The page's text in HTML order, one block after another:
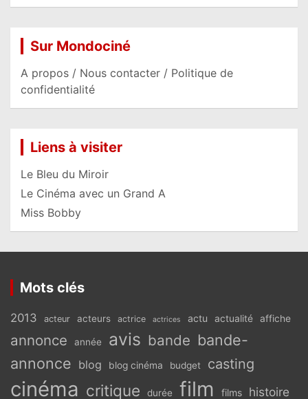
Sur Mondociné
A propos / Nous contacter / Politique de
confidentialité
Liens à visiter
Le Bleu du Miroir
Le Cinéma avec un Grand A
Miss Bobby
Mots clés
2013 acteur acteurs actrice actrices actu actualité affiche
annonce année avis bande bande-
annonce blog blog cinéma budget casting
cinéma critique durée film films histoire